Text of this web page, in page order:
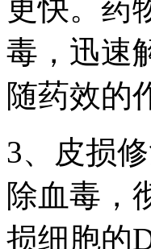
更快。药
毒，迅速
随药效的
3、皮损
除血毒，
损细胞的